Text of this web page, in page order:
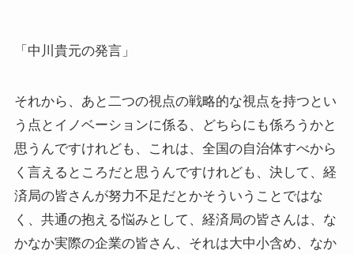
「中川貴元の発言」
それから、あと二つの視点の戦略的な視点を持つとい
う点とイノベーションに係る、どちらにも係ろうかと
思うんですけれども、これは、全国の自治体すべから
く言えるところだと思うんですけれども、決して、経
済局の皆さんが努力不足だとかそういうことではな
く、共通の抱える悩みとして、経済局の皆さんは、な
かなか実際の企業の皆さん、それは大中小含め、なか